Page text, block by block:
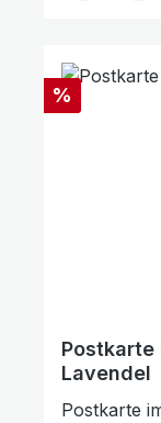
Rabatt
%
Lavendel
Postkarte